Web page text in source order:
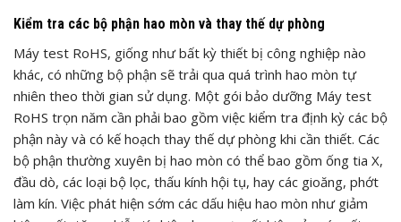
Kiểm tra các bộ phận hao mòn và thay thế dự phòng
Máy test RoHS, giống như bất kỳ thiết bị công nghiệp nào
khác, có những bộ phận sẽ trải qua quá trình hao mòn tự
nhiên theo thời gian sử dụng. Một gói bảo dưỡng Máy test
RoHS trọn năm cần phải bao gồm việc kiểm tra định kỳ các bộ
phận này và có kế hoạch thay thế dự phòng khi cần thiết. Các
bộ phận thường xuyên bị hao mòn có thể bao gồm ống tia X,
đầu dò, các loại bộ lọc, thấu kính hội tụ, hay các gioăng, phớt
làm kín. Việc phát hiện sớm các dấu hiệu hao mòn như giảm